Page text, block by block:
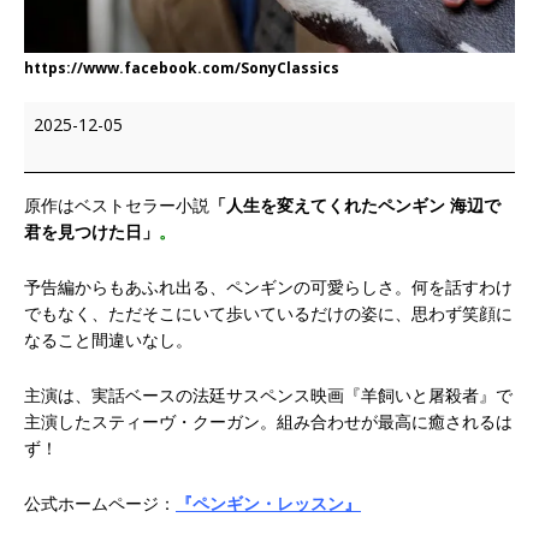
https://www.facebook.com/SonyClassics
2025-12-05
原作はベストセラー小説 「人生を変えてくれたペンギン 海辺で
君を見つけた日」 。
予告編からもあふれ出る、ペンギンの可愛らしさ。何を話すわけ
でもなく、ただそこにいて歩いているだけの姿に、思わず笑顔に
なること間違いなし。
主演は、実話ベースの法廷サスペンス映画『羊飼いと屠殺者』で
主演したスティーヴ・クーガン。組み合わせが最高に癒されるは
ず！
公式ホームページ： 『ペンギン・レッスン』